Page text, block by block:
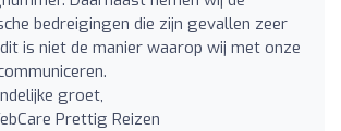
bedreigingen die zijn gevallen zeer
is niet de manier waarop wij met onze
groet,
Prettig Reizen